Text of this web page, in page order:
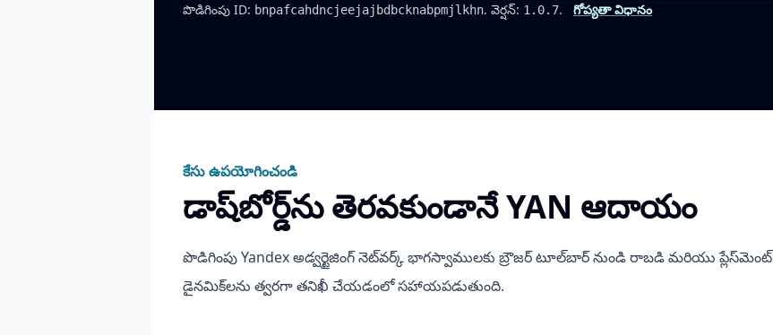
పొడిగింపు ID: bnpafcahdncjeejajbdbcknabpmjlkhn. వెర్షన్: 1.0.7. గోప్యతా విధానం
కేసు ఉపయోగించండి
డాష్‌బోర్డ్‌ను తెరవకుండానే YAN ఆదాయం
పొడిగింపు Yandex అడ్వర్టైజింగ్ నెట్‌వర్క్ భాగస్వాములకు బ్రౌజర్ టూల్‌బార్ నుండి రాబడి మరియు ప్లేస్‌మెంట్
డైనమిక్‌లను త్వరగా తనిఖీ చేయడంలో సహాయపడుతుంది.